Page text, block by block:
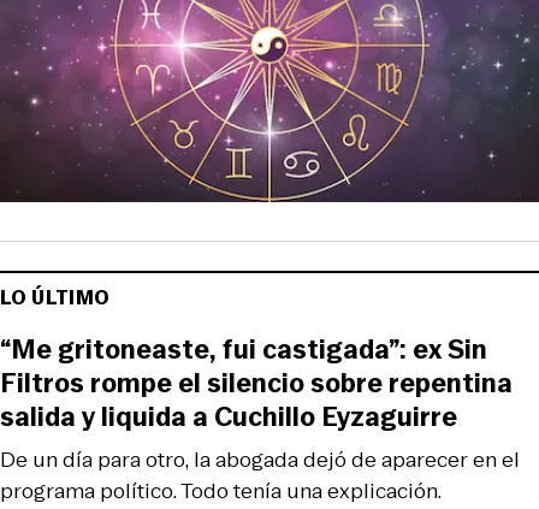
LO ÚLTIMO
De un día para otro, la abogada dejó de aparecer en el
programa político. Todo tenía una explicación.
“Me gritoneaste, fui castigada”: ex Sin
Filtros rompe el silencio sobre repentina
salida y liquida a Cuchillo Eyzaguirre